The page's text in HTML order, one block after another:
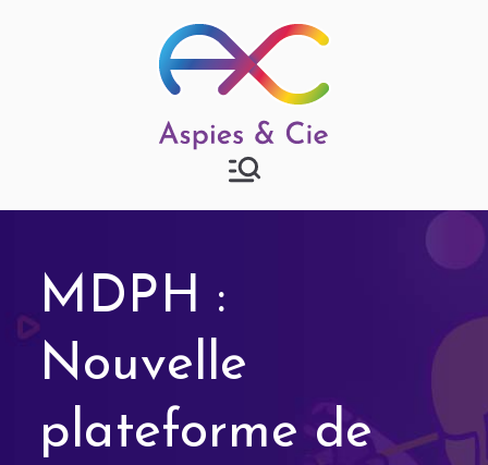
Aspies & Cie
MDPH :
Nouvelle
plateforme de